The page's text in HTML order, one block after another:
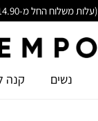
נשים קנה